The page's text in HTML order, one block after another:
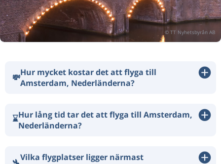
💸Hur mycket kostar det att flyga till
Amsterdam, Nederländerna?
⌛Hur lång tid tar det att flyga till Amsterdam,
Nederländerna?
Vilka flygplatser ligger närmast